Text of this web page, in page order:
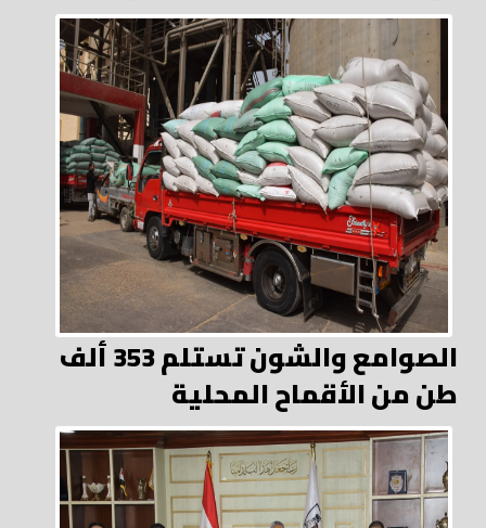
الصوامع والشون تستلم 353 ألف
طن من الأقماح المحلية